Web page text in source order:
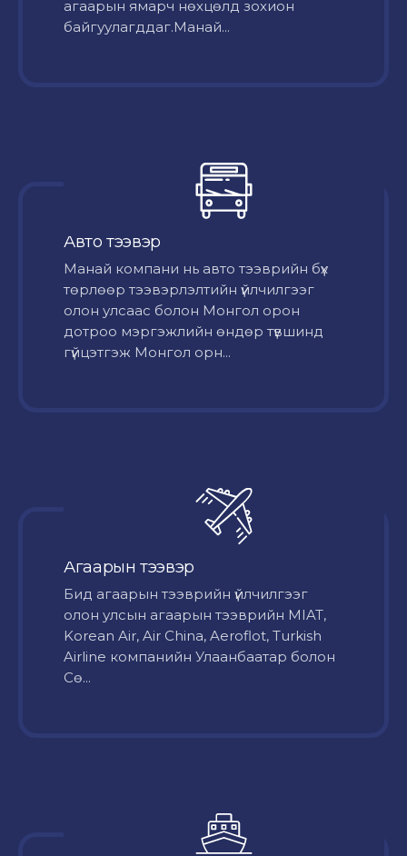
агаарын ямарч нөхцөлд зохион
байгуулагддаг.Манай...
Авто тээвэр
Mанай компани нь авто тээврийн бүх
төрлөөр тээвэрлэлтийн үйлчилгээг
олон улсаас болон Монгол орон
дотроо мэргэжлийн өндөр түвшинд
гүйцэтгэж Монгол орн...
Агаарын тээвэр
Бид агаарын тээврийн үйлчилгээг
олон улсын агаарын тээврийн MIAT,
Korean Air, Air China, Aeroflot, Turkish
Airline компанийн Улаанбаатар болон
Сө...